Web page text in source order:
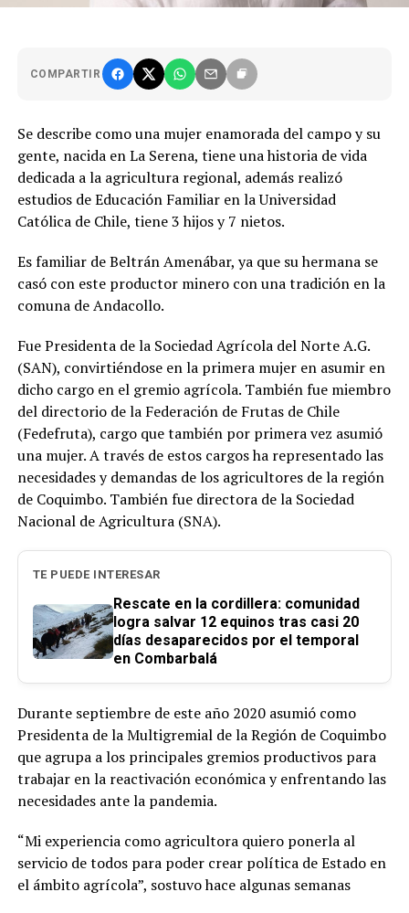
COMPARTIR
Se describe como una mujer enamorada del campo y su
gente, nacida en La Serena, tiene una historia de vida
dedicada a la agricultura regional, además realizó
estudios de Educación Familiar en la Universidad
Católica de Chile, tiene 3 hijos y 7 nietos.
Es familiar de Beltrán Amenábar, ya que su hermana se
casó con este productor minero con una tradición en la
comuna de Andacollo.
Fue Presidenta de la Sociedad Agrícola del Norte A.G.
(SAN), convirtiéndose en la primera mujer en asumir en
dicho cargo en el gremio agrícola. También fue miembro
del directorio de la Federación de Frutas de Chile
(Fedefruta), cargo que también por primera vez asumió
una mujer. A través de estos cargos ha representado las
necesidades y demandas de los agricultores de la región
de Coquimbo. También fue directora de la Sociedad
Nacional de Agricultura (SNA).
TE PUEDE INTERESAR
Rescate en la cordillera: comunidad
logra salvar 12 equinos tras casi 20
días desaparecidos por el temporal
en Combarbalá
Durante septiembre de este año 2020 asumió como
Presidenta de la Multigremial de la Región de Coquimbo
que agrupa a los principales gremios productivos para
trabajar en la reactivación económica y enfrentando las
necesidades ante la pandemia.
“Mi experiencia como agricultora quiero ponerla al
servicio de todos para poder crear política de Estado en
el ámbito agrícola”, sostuvo hace algunas semanas